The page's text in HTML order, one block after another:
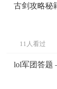
古剑攻略秘
11人看过
lol军团答题